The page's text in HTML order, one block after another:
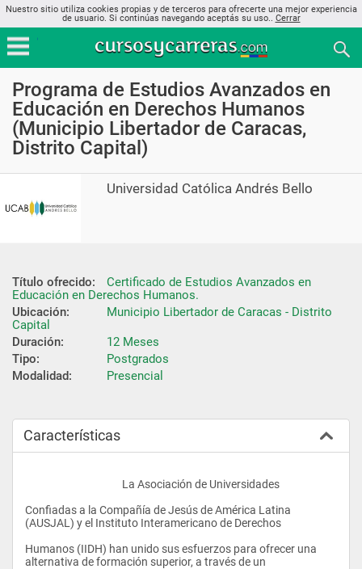
Nuestro sitio utiliza cookies propias y de terceros para ofrecerte una mejor experiencia
de usuario. Si continúas navegando aceptás su uso.. Cerrar
Programa de Estudios Avanzados en
Educación en Derechos Humanos
(Municipio Libertador de Caracas,
Distrito Capital)
Universidad Católica Andrés Bello
Título ofrecido:
Certificado de Estudios Avanzados en
Educación en Derechos Humanos.
Ubicación:
Municipio Libertador de Caracas - Distrito
Capital
Duración:
12 Meses
Tipo:
Postgrados
Modalidad:
Presencial
Características
					La Asociación de Universidades
Confiadas a la Compañía de Jesús de América Latina
(AUSJAL) y el Instituto Interamericano de Derechos
Humanos (IIDH) han unido sus esfuerzos para ofrecer una
alternativa de formación superior, a través de un